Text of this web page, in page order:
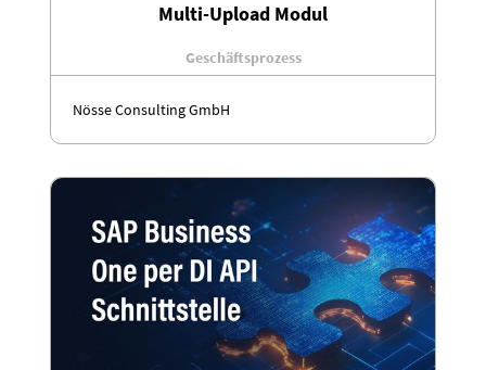
Multi-Upload Modul
Geschäftsprozess
Nösse Consulting GmbH